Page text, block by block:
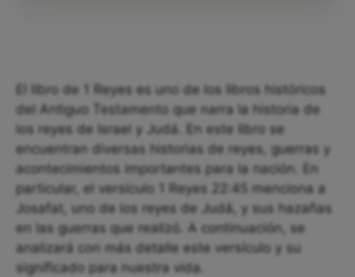
El libro de 1 Reyes es uno de los libros históricos
del Antiguo Testamento que narra la historia de
los reyes de Israel y Judá. En este libro se
encuentran diversas historias de reyes, guerras y
acontecimientos importantes para la nación. En
particular, el versículo 1 Reyes 22:45 menciona a
Josafat, uno de los reyes de Judá, y sus hazañas
en las guerras que realizó. A continuación, se
analizará con más detalle este versículo y su
significado para nuestra vida.